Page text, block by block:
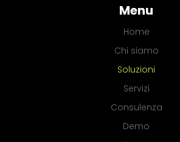
Menu
Home
Chi siamo
Soluzioni
Servizi
Consulenza
Demo